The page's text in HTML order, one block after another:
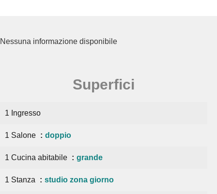
Nessuna informazione disponibile
Superfici
1 Ingresso
1 Salone doppio
1 Cucina abitabile grande
1 Stanza studio zona giorno